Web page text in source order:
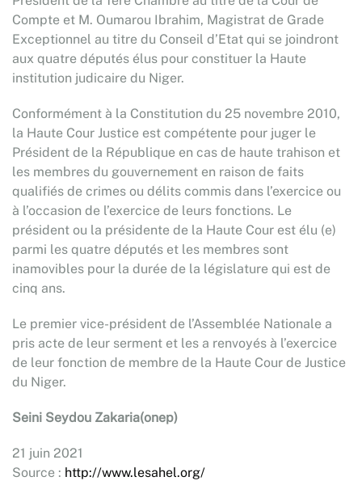
Compte et M. Oumarou Ibrahim, Magistrat de Grade
Exceptionnel au titre du Conseil d’Etat qui se joindront
aux quatre députés élus pour constituer la Haute
institution judicaire du Niger.
Conformément à la Constitution du 25 novembre 2010,
la Haute Cour Justice est compétente pour juger le
Président de la République en cas de haute trahison et
les membres du gouvernement en raison de faits
qualifiés de crimes ou délits commis dans l’exercice ou
à l’occasion de l’exercice de leurs fonctions. Le
président ou la présidente de la Haute Cour est élu (e)
parmi les quatre députés et les membres sont
inamovibles pour la durée de la législature qui est de
cinq ans.
Le premier vice-président de l’Assemblée Nationale a
pris acte de leur serment et les a renvoyés à l’exercice
de leur fonction de membre de la Haute Cour de Justice
du Niger.
Seini Seydou Zakaria(onep)
21 juin 2021
Source : http://www.lesahel.org/